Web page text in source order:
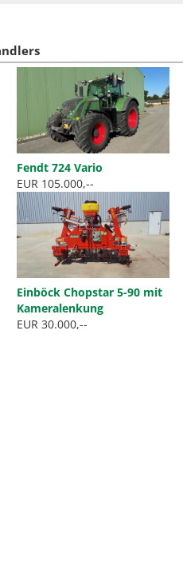
Fendt 724 Vario
EUR 105.000,--
Einböck Chopstar 5-90 mit
Kameralenkung
EUR 30.000,--